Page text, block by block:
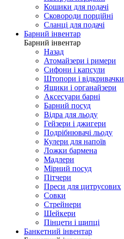
Кошики для подачі
Сковороди порційні
Сланці для подачі
Барний інвентар
Барний інвентар
Назад
Атомайзери і римери
Сифони і капсули
Штопори і відкривачки
Ящики і органайзери
Аксесуари барні
Барний посуд
Відра для льоду
Гейзери і джигери
Подрібнювачі льоду
Кулери для напоїв
Ложки бармена
Мадлери
Мірний посуд
Пітчери
Преси для цитрусових
Совки
Стрейнери
Шейкери
Пінцети і щипці
Банкетний інвентар